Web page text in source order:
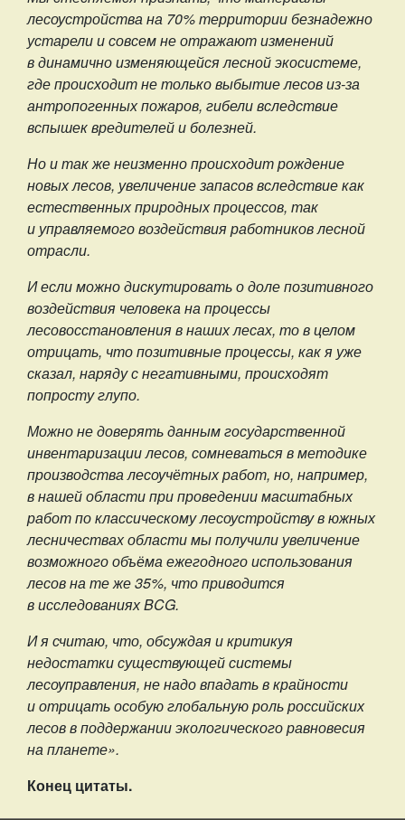
лесоустройства на 70% территории безнадежно
устарели и совсем не отражают изменений
в динамично изменяющейся лесной экосистеме,
где происходит не только выбытие лесов из-за
антропогенных пожаров, гибели вследствие
вспышек вредителей и болезней.
Но и так же неизменно происходит рождение
новых лесов, увеличение запасов вследствие как
естественных природных процессов, так
и управляемого воздействия работников лесной
отрасли.
И если можно дискутировать о доле позитивного
воздействия человека на процессы
лесовосстановления в наших лесах, то в целом
отрицать, что позитивные процессы, как я уже
сказал, наряду с негативными, происходят
попросту глупо.
Можно не доверять данным государственной
инвентаризации лесов, сомневаться в методике
производства лесоучётных работ, но, например,
в нашей области при проведении масштабных
работ по классическому лесоустройству в южных
лесничествах области мы получили увеличение
возможного объёма ежегодного использования
лесов на те же 35%, что приводится
в исследованиях BCG.
И я считаю, что, обсуждая и критикуя
недостатки существующей системы
лесоуправления, не надо впадать в крайности
и отрицать особую глобальную роль российских
лесов в поддержании экологического равновесия
на планете».
Конец цитаты.